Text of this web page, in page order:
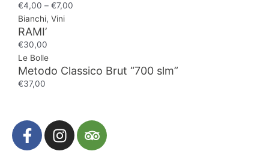
€4,00 – €7,00
Bianchi, Vini
RAMI’
€30,00
Le Bolle
Metodo Classico Brut “700 slm”
€37,00
F
a
I
n
T
r